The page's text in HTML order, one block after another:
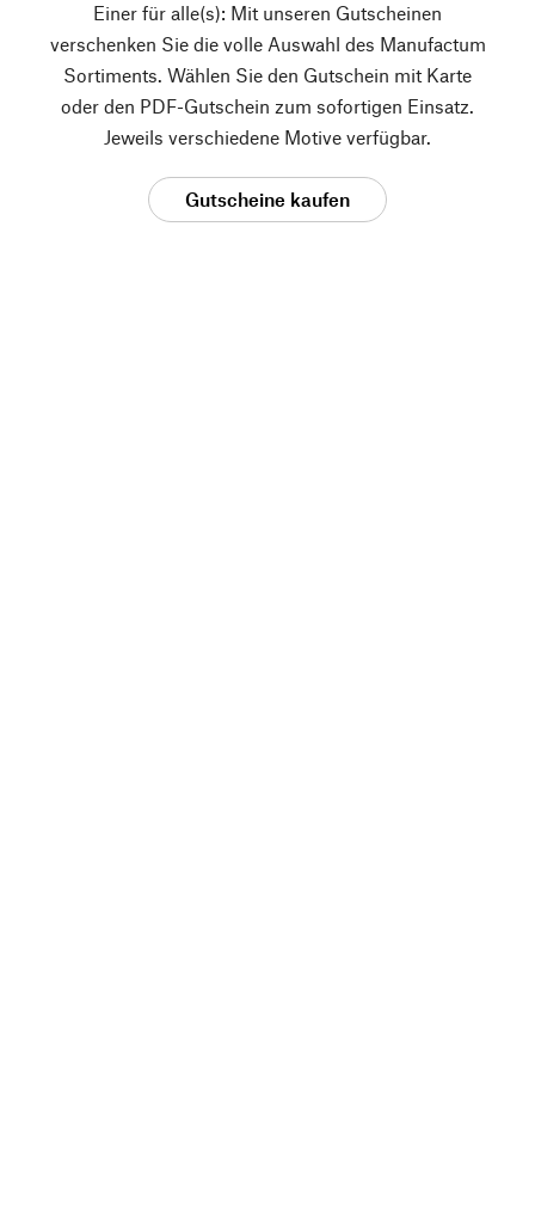
Einer für alle(s): Mit unseren Gutscheinen
verschenken Sie die volle Auswahl des Manufactum
Sortiments. Wählen Sie den Gutschein mit Karte
oder den PDF-Gutschein zum sofortigen Einsatz.
Jeweils verschiedene Motive verfügbar.
Gutscheine kaufen